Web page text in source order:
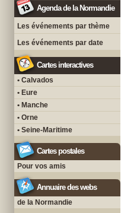
Agenda de la Normandie
Les événements par thème
Les événements par date
Cartes interactives
• Calvados
• Eure
• Manche
• Orne
• Seine-Maritime
Cartes postales
Pour vos amis
Annuaire des webs
de la Normandie